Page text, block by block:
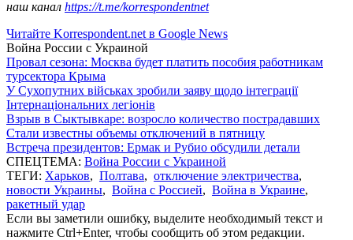
наш канал https://t.me/korrespondentnet
Читайте Korrespondent.net в Google News
Война России с Украиной
Провал сезона: Москва будет платить пособия работникам
турсектора Крыма
У Сухопутних військах зробили заяву щодо інтеграції
Інтернаціональних легіонів
Взрыв в Сыктывкаре: возросло количество пострадавших
Стали известны объемы отключений в пятницу
Встреча президентов: Ермак и Рубио обсудили детали
СПЕЦТЕМА: Война России с Украиной
ТЕГИ: Харьков, Полтава, отключение электричества,
новости Украины, Война с Россией, Война в Украине,
ракетный удар
Если вы заметили ошибку, выделите необходимый текст и
нажмите Ctrl+Enter, чтобы сообщить об этом редакции.